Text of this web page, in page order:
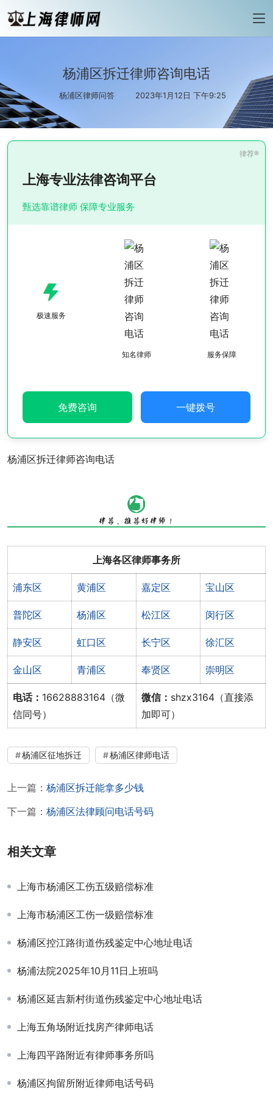
杨浦区拆迁律师咨询电话
杨浦区律师问答 2023年1月12日 下午9:25
上海专业法律咨询平台
甄选靠谱律师 保障专业服务
极速服务
知名律师 服务保障
免费咨询 一键拨号
杨浦区拆迁律师咨询电话
上海各区律师事务所
浦东区 黄浦区 嘉定区 宝山区
普陀区 杨浦区 松江区 闵行区
静安区 虹口区 长宁区 徐汇区
金山区 青浦区 奉贤区 崇明区
电话： 16628883164（微
信同号）
微信： shzx3164（直接添
加即可）
杨浦区征地拆迁 杨浦区律师电话
上一篇： 杨浦区拆迁能拿多少钱
下一篇： 杨浦区法律顾问电话号码
相关文章
上海市杨浦区工伤五级赔偿标准
上海市杨浦区工伤一级赔偿标准
杨浦区控江路街道伤残鉴定中心地址电话
杨浦法院2025年10月11日上班吗
杨浦区延吉新村街道伤残鉴定中心地址电话
上海五角场附近找房产律师电话
上海四平路附近有律师事务所吗
杨浦区拘留所附近律师电话号码